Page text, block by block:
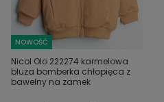
NOWOŚĆ
Nicol Olo 222274 karmelowa
bluza bomberka chłopięca z
bawełny na zamek